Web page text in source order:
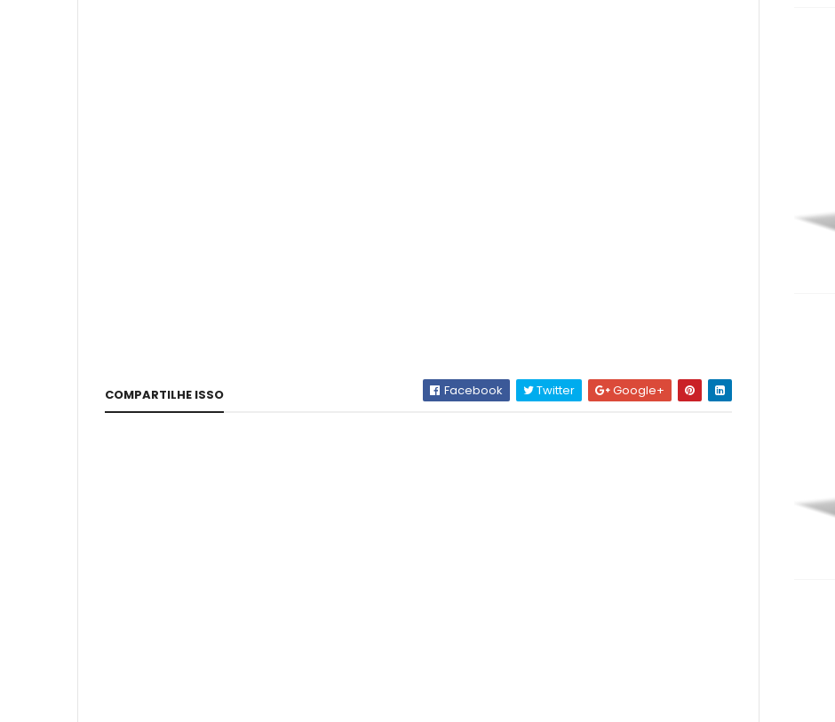
COMPARTILHE ISSO Facebook Twitter Google+